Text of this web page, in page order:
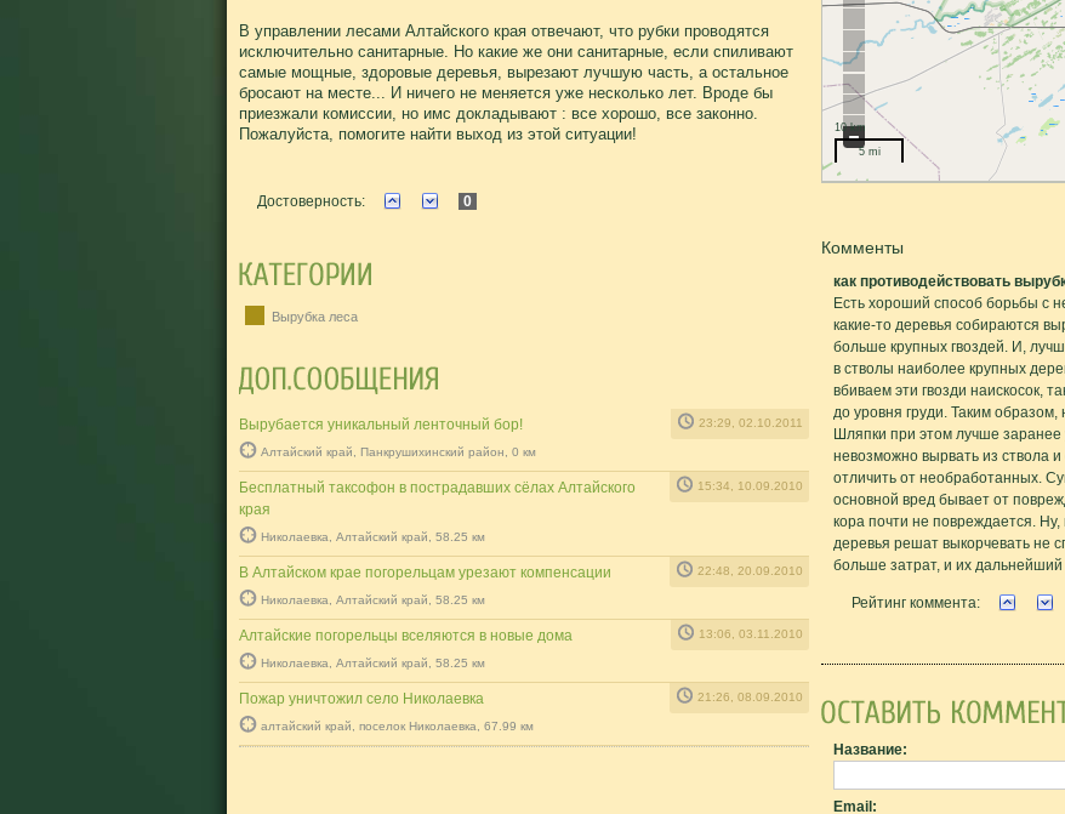
В управлении лесами Алтайского края отвечают, что рубки проводятся
исключительно санитарные. Но какие же они санитарные, если спиливают
самые мощные, здоровые деревья, вырезают лучшую часть, а остальное
бросают на месте... И ничего не меняется уже несколько лет. Вроде бы
приезжали комиссии, но имс докладывают : все хорошо, все законно.
Пожалуйста, помогите найти выход из этой ситуации!
Достоверность: 0
Вырубка леса
Вырубается уникальный ленточный бор! 23:29, 02.10.2011
Алтайский край, Панкрушихинский район, 0 км
Бесплатный таксофон в пострадавших сёлах Алтайского
края
15:34, 10.09.2010
Николаевка, Алтайский край, 58.25 км
В Алтайском крае погорельцам урезают компенсации 22:48, 20.09.2010
Николаевка, Алтайский край, 58.25 км
Алтайские погорельцы вселяются в новые дома 13:06, 03.11.2010
Николаевка, Алтайский край, 58.25 км
Пожар уничтожил село Николаевка 21:26, 08.09.2010
алтайский край, поселок Николаевка, 67.99 км
10 km
5 mi
Комменты
как противодействовать
Есть хороший способ борьбы с
какие-то деревья собираются
больше крупных гвоздей. И,
в стволы наиболее крупных
вбиваем эти гвозди наискосок,
до уровня груди. Таким
Шляпки при этом лучше заранее
невозможно вырвать из ствола
отличить от необработанных.
основной вред бывает от
кора почти не повреждается.
деревья решат выкорчевать не
больше затрат, и их
Рейтинг коммента:
Название:
Email: